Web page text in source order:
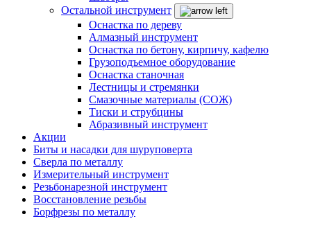
Остальной инструмент
Оснастка по дереву
Алмазный инструмент
Оснастка по бетону, кирпичу, кафелю
Грузоподъемное оборудование
Оснастка станочная
Лестницы и стремянки
Смазочные материалы (СОЖ)
Тиски и струбцины
Абразивный инструмент
Акции
Биты и насадки для шуруповерта
Сверла по металлу
Измерительный инструмент
Резьбонарезной инструмент
Восстановление резьбы
Борфрезы по металлу